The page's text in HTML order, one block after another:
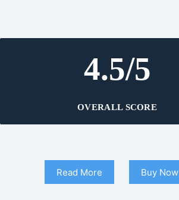
4.5/5
OVERALL SCORE
Read More Buy Now